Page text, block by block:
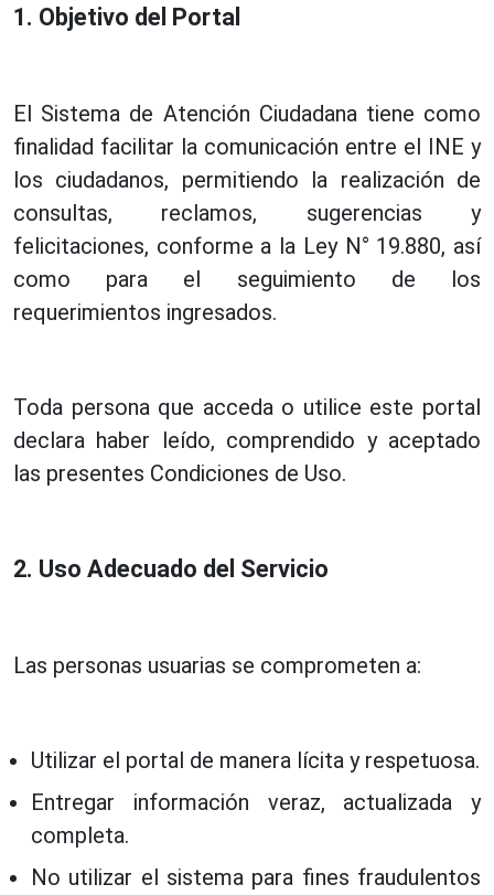
1. Objetivo del Portal
El Sistema de Atención Ciudadana tiene como
finalidad facilitar la comunicación entre el INE y
los ciudadanos, permitiendo la realización de
consultas, reclamos, sugerencias y
felicitaciones, conforme a la Ley N° 19.880, así
como para el seguimiento de los
requerimientos ingresados.
Toda persona que acceda o utilice este portal
declara haber leído, comprendido y aceptado
las presentes Condiciones de Uso.
2. Uso Adecuado del Servicio
Las personas usuarias se comprometen a:
Utilizar el portal de manera lícita y respetuosa.
Entregar información veraz, actualizada y
completa.
No utilizar el sistema para fines fraudulentos